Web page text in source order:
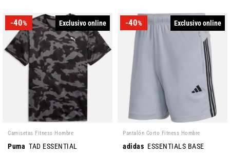
-40% Exclusivo online
Camisetas Fitness Hombre
Puma TAD ESSENTIAL
-40% Exclusivo online
Pantalón Corto Fitness Hombre
adidas ESSENTIALS BASE